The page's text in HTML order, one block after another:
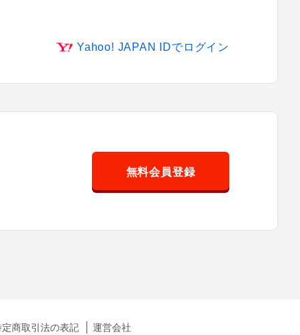
Yahoo! JAPAN IDでログイン
無料会員登録
定商取引法の表記 運営会社